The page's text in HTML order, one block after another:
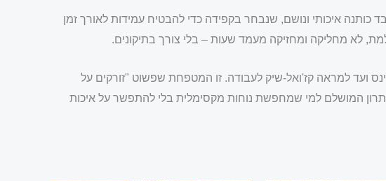
איכותי ונושם, שנבחר בקפידה כדי להבטיח עמידות לאורך זמן
לא מחליקה ומחזיקה מעמד שעות – בלי צורך בתיקונים.
ועד למראה קז'ואל-שיק לעבודה. זו המטפחת שפשוט "זורקים על
המושלם למי שמחפשת נוחות מקסימלית בלי להתפשר על איכות